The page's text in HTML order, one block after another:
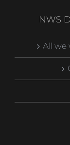
NWS
All we